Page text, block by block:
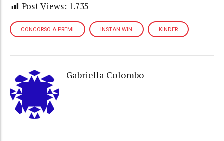
Post Views: 1.735
CONCORSO A PREMI INSTAN WIN KINDER
Gabriella Colombo